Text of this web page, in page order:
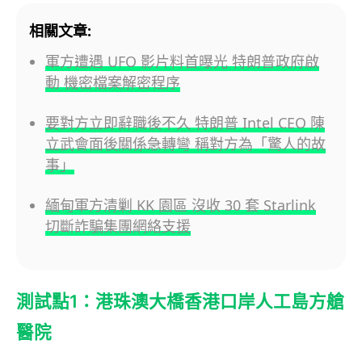
相關文章:
軍方遭遇 UFO 影片料首曝光 特朗普政府啟
動 機密檔案解密程序
要對方立即辭職後不久 特朗普 Intel CEO 陳
立武會面後關係急轉彎 稱對方為「驚人的故
事」
緬甸軍方清剿 KK 園區 沒收 30 套 Starlink
切斷詐騙集團網絡支援
測試點1：港珠澳大橋香港口岸人工島方艙
醫院